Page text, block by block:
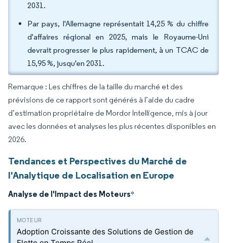
2031.
Par pays, l'Allemagne représentait 14,25 % du chiffre
d'affaires régional en 2025, mais le Royaume-Uni
devrait progresser le plus rapidement, à un TCAC de
15,95 %, jusqu'en 2031.
Remarque : Les chiffres de la taille du marché et des
prévisions de ce rapport sont générés à l’aide du cadre
d’estimation propriétaire de Mordor Intelligence, mis à jour
avec les données et analyses les plus récentes disponibles en
2026.
Tendances et Perspectives du Marché de
l'Analytique de Localisation en Europe
Analyse de l'Impact des Moteurs*
Adoption Croissante des Solutions de Gestion de